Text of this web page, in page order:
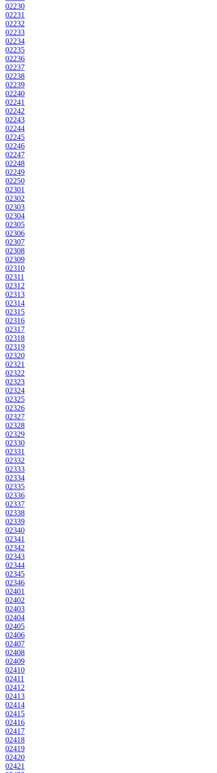
02230
02231
02232
02233
02234
02235
02236
02237
02238
02239
02240
02241
02242
02243
02244
02245
02246
02247
02248
02249
02250
02301
02302
02303
02304
02305
02306
02307
02308
02309
02310
02311
02312
02313
02314
02315
02316
02317
02318
02319
02320
02321
02322
02323
02324
02325
02326
02327
02328
02329
02330
02331
02332
02333
02334
02335
02336
02337
02338
02339
02340
02341
02342
02343
02344
02345
02346
02401
02402
02403
02404
02405
02406
02407
02408
02409
02410
02411
02412
02413
02414
02415
02416
02417
02418
02419
02420
02421